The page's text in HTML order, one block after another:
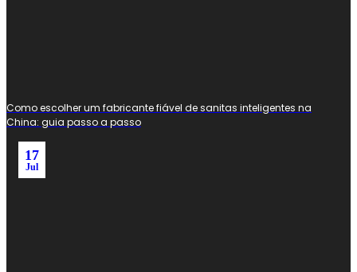
Como escolher um fabricante fiável de sanitas inteligentes na
China: guia passo a passo
17
Jul